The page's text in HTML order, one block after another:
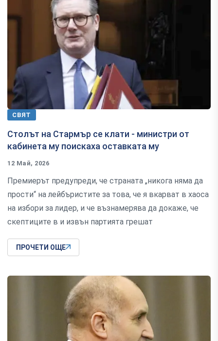
СВЯТ
Столът на Стармър се клати - министри от
кабинета му поискаха оставката му
12 Май, 2026
Премиерът предупреди, че страната „никога няма да
прости“ на лейбъристите за това, че я вкарват в хаоса
на избори за лидер, и че възнамерява да докаже, че
скептиците в и извън партията грешат
ПРОЧЕТИ ОЩЕ